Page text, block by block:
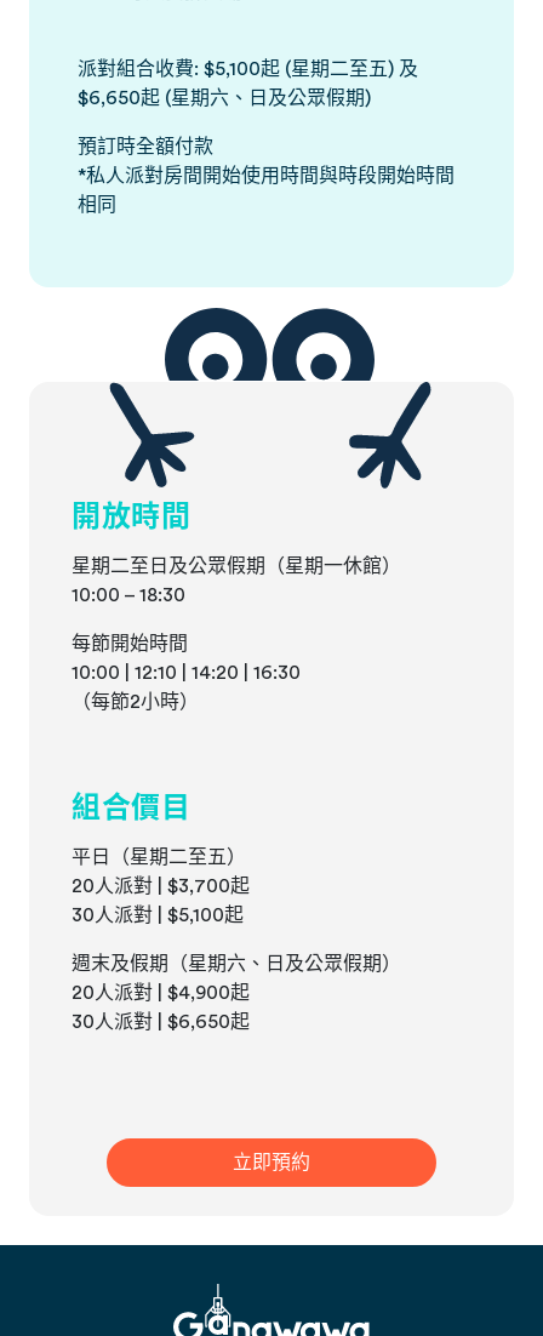
派對組合收費: $5,100起 (星期二至五) 及
$6,650起 (星期六、日及公眾假期)
預訂時全額付款
*私人派對房間開始使用時間與時段開始時間
相同
開放時間
星期二至日及公眾假期（星期一休館）
10:00 – 18:30
每節開始時間
10:00 | 12:10 | 14:20 | 16:30
（每節2小時）
組合價目
平日（星期二至五）
20人派對 | $3,700起
30人派對 | $5,100起
週末及假期（星期六、日及公眾假期）
20人派對 | $4,900起
30人派對 | $6,650起
立即預約